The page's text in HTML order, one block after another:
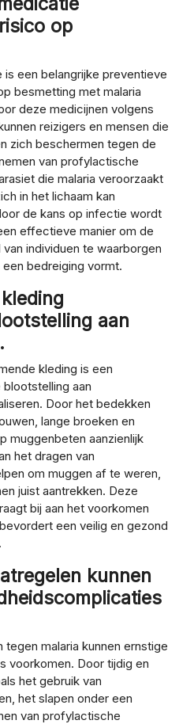
op
een belangrijke preventieve
besmetting met malaria
deze medicijnen volgens
reizigers en mensen die
zich beschermen tegen de
van profylactische
die malaria veroorzaakt
in het lichaam kan
de kans op infectie wordt
effectieve manier om de
individuen te waarborgen
bedreiging vormt.
aan
kleding is een
aan
Door het bedekken
lange broeken en
muggenbeten aanzienlijk
het dragen van
om muggen af te weren,
juist aantrekken. Deze
bij aan het voorkomen
een veilig en gezond
kunnen
malaria kunnen ernstige
voorkomen. Door tijdig en
het gebruik van
het slapen onder een
van profylactische